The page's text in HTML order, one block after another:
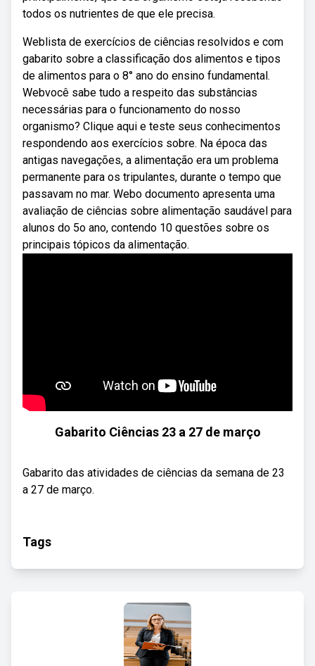
todos os nutrientes de que ele precisa.
Weblista de exercícios de ciências resolvidos e com
gabarito sobre a classificação dos alimentos e tipos
de alimentos para o 8° ano do ensino fundamental.
Webvocê sabe tudo a respeito das substâncias
necessárias para o funcionamento do nosso
organismo? Clique aqui e teste seus conhecimentos
respondendo aos exercícios sobre. Na época das
antigas navegações, a alimentação era um problema
permanente para os tripulantes, durante o tempo que
passavam no mar. Webo documento apresenta uma
avaliação de ciências sobre alimentação saudável para
alunos do 5o ano, contendo 10 questões sobre os
principais tópicos da alimentação.
Gabarito Ciências 23 a 27 de março
Gabarito das atividades de ciências da semana de 23
a 27 de março.
Tags